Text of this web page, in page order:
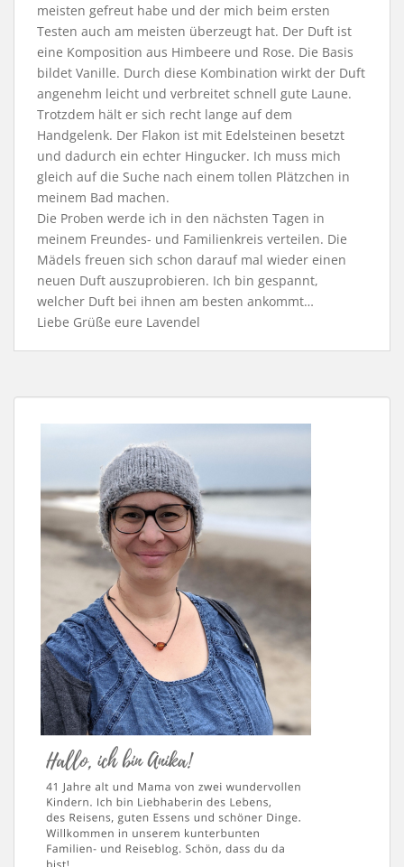
meisten gefreut habe und der mich beim ersten
Testen auch am meisten überzeugt hat. Der Duft ist
eine Komposition aus Himbeere und Rose. Die Basis
bildet Vanille. Durch diese Kombination wirkt der Duft
angenehm leicht und verbreitet schnell gute Laune.
Trotzdem hält er sich recht lange auf dem
Handgelenk. Der Flakon ist mit Edelsteinen besetzt
und dadurch ein echter Hingucker. Ich muss mich
gleich auf die Suche nach einem tollen Plätzchen in
meinem Bad machen.
Die Proben werde ich in den nächsten Tagen in
meinem Freundes- und Familienkreis verteilen. Die
Mädels freuen sich schon darauf mal wieder einen
neuen Duft auszuprobieren. Ich bin gespannt,
welcher Duft bei ihnen am besten ankommt…
Liebe Grüße eure Lavendel